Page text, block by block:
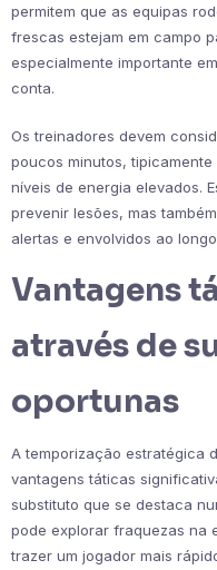
permitem que as equipas
frescas estejam em campo
especialmente importante
conta.
Os treinadores devem
poucos minutos,
níveis de energia elevados.
prevenir lesões, mas
alertas e envolvidos ao
Vantagens
através de
oportunas
A temporização estratégica
vantagens táticas
substituto que se destaca
pode explorar fraquezas na
trazer um jogador mais